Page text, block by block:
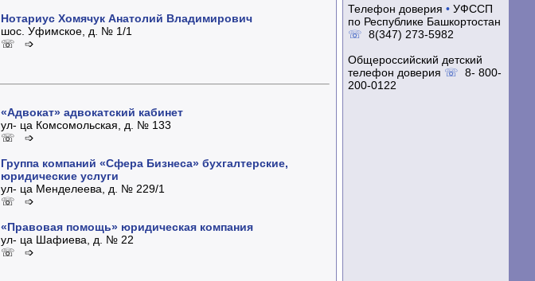
Нотариус Хомячук Анатолий Владимирович
шос. Уфимское, д. № 1/1
☏ ➩
«Адвокат» адвокатский кабинет
ул- ца Комсомольская, д. № 133
☏ ➩
Группа компаний «Сфера Бизнеса» бухгалтерские,
юридические услуги
ул- ца Менделеева, д. № 229/1
☏ ➩
«Правовая помощь» юридическая компания
ул- ца Шафиева, д. № 22
☏ ➩
Телефон доверия • УФССП
по Республике Башкортостан
☏ 8(347) 273-5982
Общероссийский детский
телефон доверия ☏ 8- 800-
200-0122